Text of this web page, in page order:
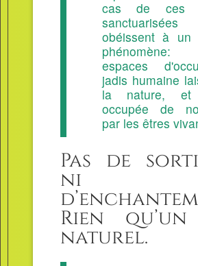
cas de ces
sanctuarisées
obéissent à un
espaces
jadis humaine
la nature, et
occupée de
par les êtres
Pas de
ni
Rien
naturel.